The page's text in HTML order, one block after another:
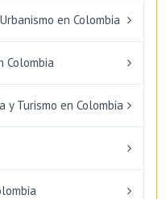
en Colombia
Colombia
y Turismo en Colombia